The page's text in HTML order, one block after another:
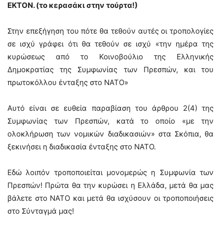
ΕΚΤΟΝ. (το κερασάκι στην τούρτα!)
Στην επεξήγηση του πότε θα τεθούν αυτές οι τροπολογίες
σε ισχύ γράφει ότι θα τεθούν σε ισχύ «την ημέρα της
κυρώσεως από το Κοινοβούλιο της Ελληνικής
Δημοκρατίας της Συμφωνίας των Πρεσπών, και του
πρωτοκόλλου ένταξης στο ΝΑΤΟ»
Αυτό είναι σε ευθεία παραβίαση του άρθρου 2(4) της
Συμφωνίας των Πρεσπών, κατά το οποίο «με την
ολοκλήρωση των νομικών διαδικασιών» στα Σκόπια, θα
ξεκινήσει η διαδικασία ένταξης στο ΝΑΤΟ.
Εδώ λοιπόν τροποποιείται μονομερώς η Συμφωνία των
Πρεσπών! Πρώτα θα την κυρώσει η Ελλάδα, μετά θα μας
βάλετε στο ΝΑΤΟ και μετά θα ισχύσουν οι τροποποιήσεις
στο Σύνταγμά μας!